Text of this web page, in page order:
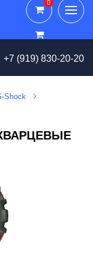
+7 (919) 830-20-20
0
0
Shock
КВАРЦЕВЫЕ